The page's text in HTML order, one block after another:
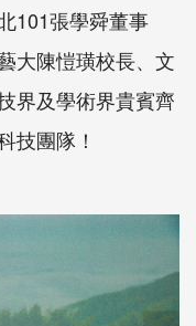
101張學舜董事
大陳愷璜校長、文
界及學術界貴賓齊
技團隊！